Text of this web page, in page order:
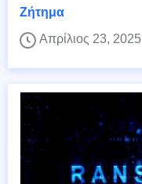
Ζήτημα
Απρίλιος 23, 2025